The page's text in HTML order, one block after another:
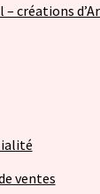
créations
ventes